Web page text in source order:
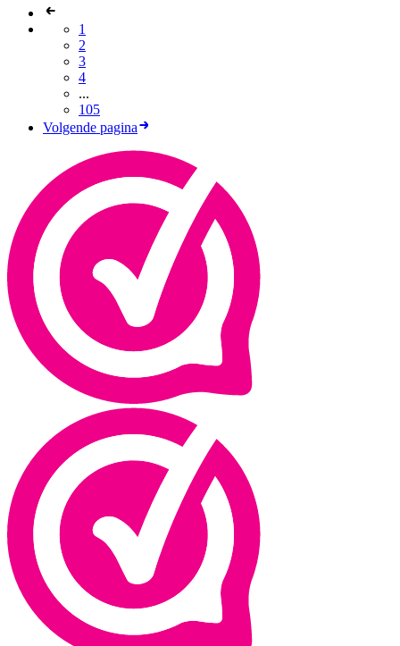
1
2
3
4
...
105
Volgende pagina